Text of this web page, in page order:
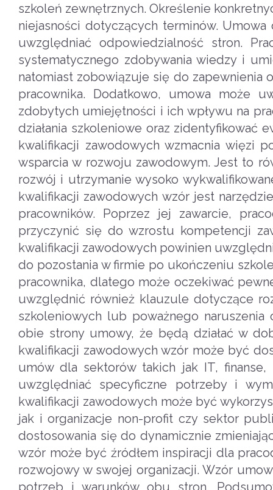
szkoleń zewnętrznych. Określenie
niejasności dotyczących terminów.
uwzględniać odpowiedzialność stron.
systematycznego zdobywania wiedzy i
natomiast zobowiązuje się do zapewnienia
pracownika. Dodatkowo, umowa może
zdobytych umiejętności i ich wpływu na
działania szkoleniowe oraz zidentyfikować
kwalifikacji zawodowych wzmacnia więzi
wsparcia w rozwoju zawodowym. Jest to
rozwój i utrzymanie wysoko
kwalifikacji zawodowych wzór jest
pracowników. Poprzez jej zawarcie,
przyczynić się do wzrostu kompetencji
kwalifikacji zawodowych powinien
do pozostania w firmie po ukończeniu
pracownika, dlatego może oczekiwać
uwzględnić również klauzule dotyczące
szkoleniowych lub poważnego
obie strony umowy, że będą działać w
kwalifikacji zawodowych wzór może być
umów dla sektorów takich jak IT,
uwzględniać specyficzne potrzeby i
kwalifikacji zawodowych może być
jak i organizacje non-profit czy sektor
dostosowania się do dynamicznie
wzór może być źródłem inspiracji dla
rozwojowy w swojej organizacji. Wzór
potrzeb i warunków obu stron.